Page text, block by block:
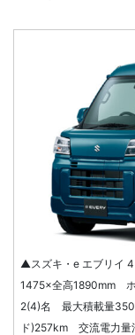
▲スズキ・e エブリイ
1475×全高1890mm
2(4)名 最大積載量
ド)257km 交流電力量